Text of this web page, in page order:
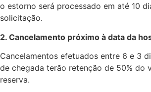
o estorno será processado em até 10
solicitação.
2. Cancelamento próximo à data da
Cancelamentos efetuados entre 6 e 3
de chegada terão retenção de 50% do
reserva.